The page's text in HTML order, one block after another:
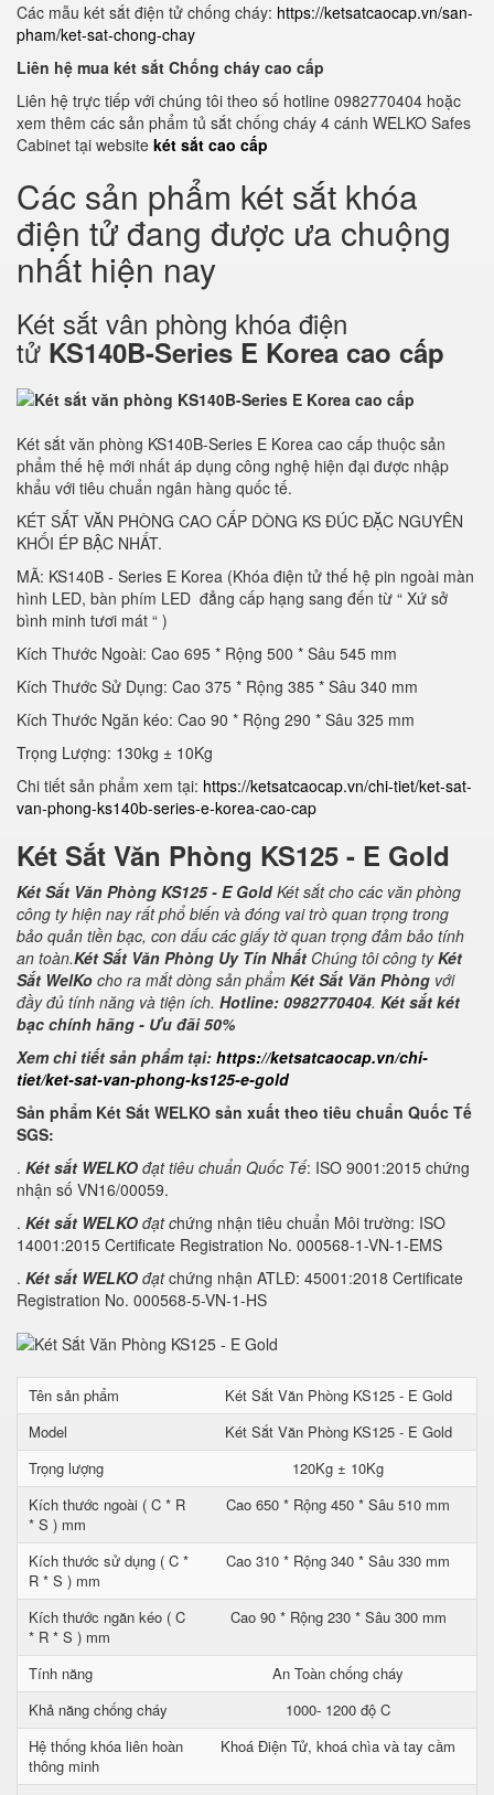
Các mẫu két sắt điện tử chống cháy: https://ketsatcaocap.vn/san-
pham/ket-sat-chong-chay
Liên hệ mua két sắt Chống cháy cao cấp
Liên hệ trực tiếp với chúng tôi theo số hotline 0982770404 hoặc
xem thêm các sản phẩm tủ sắt chống cháy 4 cánh WELKO Safes
Cabinet tại website két sắt cao cấp
Các sản phẩm két sắt khóa
điện tử đang được ưa chuộng
nhất hiện nay
Két sắt vân phòng khóa điện
tử KS140B-Series E Korea cao cấp
Két sắt văn phòng KS140B-Series E Korea cao cấp thuộc sản
phẩm thế hệ mới nhất áp dụng công nghệ hiện đại được nhập
khẩu với tiêu chuẩn ngân hàng quốc tế.
KÉT SẮT VĂN PHÒNG CAO CẤP DÒNG KS ĐÚC ĐẶC NGUYÊN
KHỐI ÉP BẬC NHẤT.
MÃ: KS140B - Series E Korea (Khóa điện tử thế hệ pin ngoài màn
hình LED, bàn phím LED đẳng cấp hạng sang đến từ “ Xứ sở
bình minh tươi mát “ )
Kích Thước Ngoài: Cao 695 * Rộng 500 * Sâu 545 mm
Kích Thước Sử Dụng: Cao 375 * Rộng 385 * Sâu 340 mm
Kích Thước Ngăn kéo: Cao 90 * Rộng 290 * Sâu 325 mm
Trọng Lượng: 130kg ± 10Kg
Chi tiết sản phẩm xem tại: https://ketsatcaocap.vn/chi-tiet/ket-sat-
van-phong-ks140b-series-e-korea-cao-cap
Két Sắt Văn Phòng KS125 - E Gold
Két Sắt Văn Phòng KS125 - E GoldKét sắt cho các văn phòng
công ty hiện nay rất phổ biến và đóng vai trò quan trọng trong
bảo quản tiền bạc, con dấu các giấy tờ quan trọng đảm bảo tính
an toàn.Két Sắt Văn Phòng Uy Tín Nhất Chúng tôi công tyKét
Sắt WelKo cho ra mắt dòng sản phẩm Két Sắt Văn Phòng với
đầy đủ tính năng và tiện ích. Hotline: 0982770404. Két sắt két
bạc chính hãng - Ưu đãi 50%
Xem chi tiết sản phẩm tại: https://ketsatcaocap.vn/chi-
tiet/ket-sat-van-phong-ks125-e-gold
Sản phẩm Két Sắt WELKO sản xuất theo tiêu chuẩn Quốc Tế
SGS:
. Két sắt WELKO đạt tiêu chuẩn Quốc Tế: ISO 9001:2015 chứng
nhận số VN16/00059.
. Két sắt WELKO đạt chứng nhận tiêu chuẩn Môi trường: ISO
14001:2015 Certificate Registration No. 000568-1-VN-1-EMS
. Két sắt WELKO đạtchứng nhận ATLĐ: 45001:2018 Certificate
Registration No. 000568-5-VN-1-HS
Tên sản phẩm
Két Sắt Văn Phòng KS125 - E Gold
Model
Két Sắt Văn Phòng KS125 - E Gold
Trọng lượng
120Kg ± 10Kg
Kích thước ngoài ( C * R
* S ) mm
Cao 650 * Rộng 450 * Sâu 510 mm
Kích thước sử dụng ( C *
R * S ) mm
Cao 310 * Rộng 340 * Sâu 330 mm
Kích thước ngăn kéo ( C
* R * S ) mm
Cao 90 * Rộng 230 * Sâu 300 mm
Tính năng
An Toàn chống cháy
Khả năng chống cháy
1000- 1200 độ C
Hệ thống khóa liên hoàn
thông minh
Khoá Điện Tử, khoá chìa và tay cầm